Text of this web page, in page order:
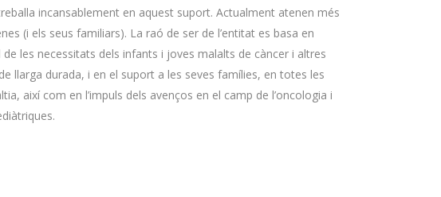
incansablement en aquest suport. Actualment atenen més
(i els seus familiars). La raó de ser de l’entitat es basa en
de les necessitats dels infants i joves malalts de càncer i altres
llarga durada, i en el suport a les seves famílies, en totes les
així com en l’impuls dels avenços en el camp de l’oncologia i